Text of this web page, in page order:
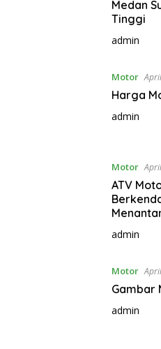
Medan
Tinggi
admin
Motor
Harga
admin
Motor
ATV
admin
Motor
Gambar
admin